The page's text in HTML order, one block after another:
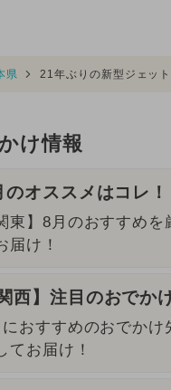
県 21年ぶりの新型ジェッ
け情報
のオススメはコレ！
東】8月のおすすめを
届け！
関西】注目のおでか
おすすめのおでかけ
てお届け！